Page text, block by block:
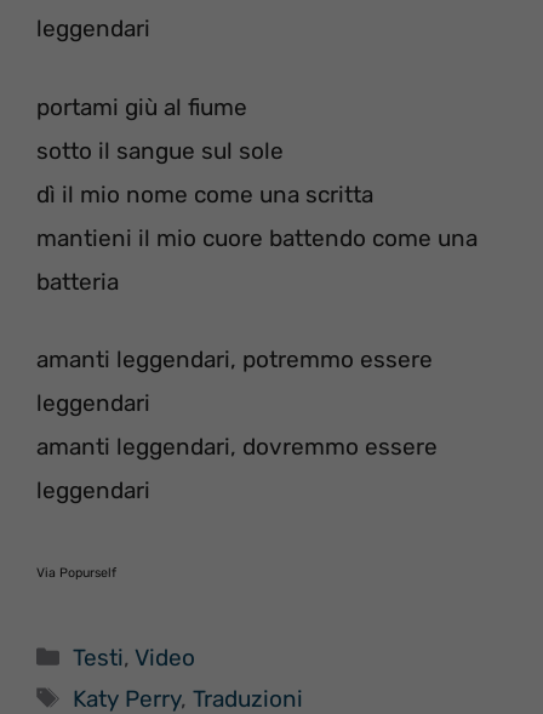
leggendari
portami giù al fiume
sotto il sangue sul sole
dì il mio nome come una scritta
mantieni il mio cuore battendo come una
batteria
amanti leggendari, potremmo essere
leggendari
amanti leggendari, dovremmo essere
leggendari
Via Popurself
Categorie
Testi,Video
Tag
Katy Perry,Traduzioni